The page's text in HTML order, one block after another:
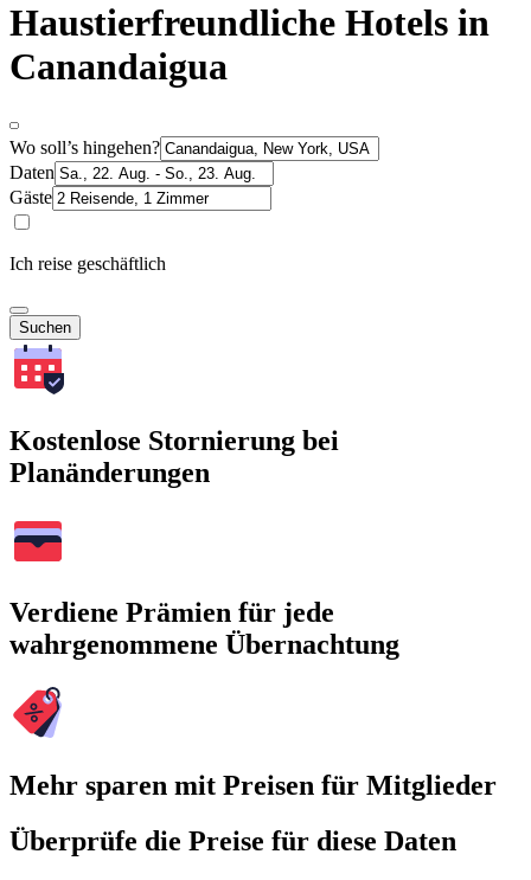
Haustierfreundliche Hotels in
Canandaigua
Wo soll’s hingehen?
Daten
Gäste
Ich reise geschäftlich
Suchen
Kostenlose Stornierung bei
Planänderungen
Verdiene Prämien für jede
wahrgenommene Übernachtung
Mehr sparen mit Preisen für Mitglieder
Überprüfe die Preise für diese Daten